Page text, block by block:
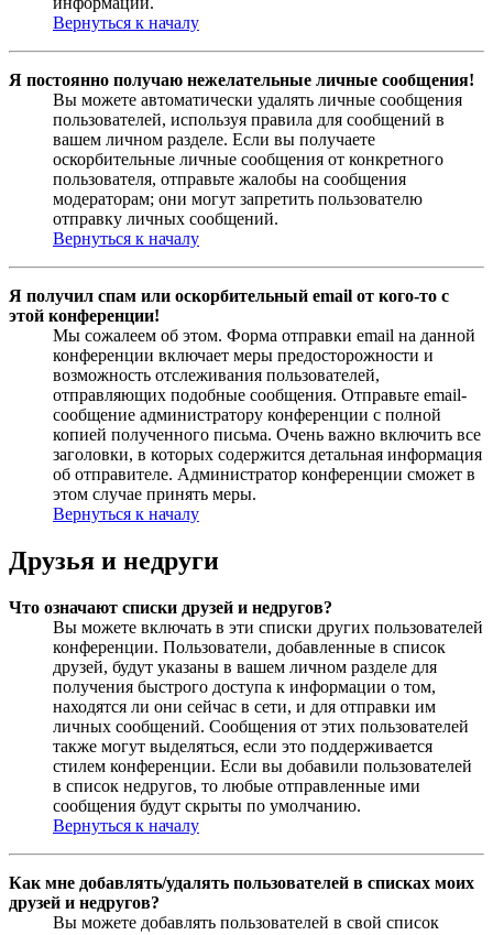
Вернуться к началу
Я постоянно получаю нежелательные личные сообщения!
Вы можете автоматически удалять личные сообщения
пользователей, используя правила для сообщений в
вашем личном разделе. Если вы получаете
оскорбительные личные сообщения от конкретного
пользователя, отправьте жалобы на сообщения
модераторам; они могут запретить пользователю
отправку личных сообщений.
Вернуться к началу
Я получил спам или оскорбительный email от кого-то с
этой конференции!
Мы сожалеем об этом. Форма отправки email на данной
конференции включает меры предосторожности и
возможность отслеживания пользователей,
отправляющих подобные сообщения. Отправьте email-
сообщение администратору конференции с полной
копией полученного письма. Очень важно включить все
заголовки, в которых содержится детальная информация
об отправителе. Администратор конференции сможет в
этом случае принять меры.
Вернуться к началу
Друзья и недруги
Что означают списки друзей и недругов?
Вы можете включать в эти списки других пользователей
конференции. Пользователи, добавленные в список
друзей, будут указаны в вашем личном разделе для
получения быстрого доступа к информации о том,
находятся ли они сейчас в сети, и для отправки им
личных сообщений. Сообщения от этих пользователей
также могут выделяться, если это поддерживается
стилем конференции. Если вы добавили пользователей
в список недругов, то любые отправленные ими
сообщения будут скрыты по умолчанию.
Вернуться к началу
Как мне добавлять/удалять пользователей в списках моих
друзей и недругов?
Вы можете добавлять пользователей в свой список